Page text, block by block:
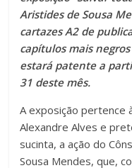
Aristides de Sousa
cartazes A2 de
capítulos mais
estará patente a
31 deste mês.
A exposição pertence
Alexandre Alves e
sucinta, a ação do
Sousa Mendes, que,